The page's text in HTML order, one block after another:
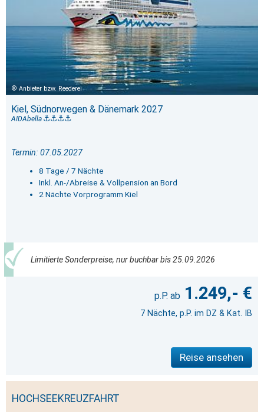
Anbieter bzw. Reederei
Kiel, Südnorwegen & Dänemark 2027
AIDAbella
Termin: 07.05.2027
8 Tage / 7 Nächte
Inkl. An-/Abreise & Vollpension an Bord
2 Nächte Vorprogramm Kiel
Limitierte Sonderpreise, nur buchbar bis 25.09.2026
1.249,- €
7 Nächte, p.P. im DZ & Kat. IB
Reise ansehen
HOCHSEEKREUZFAHRT